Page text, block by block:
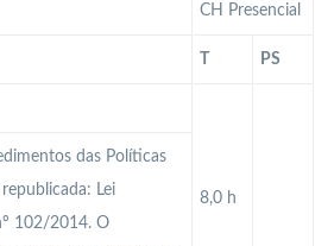
CH Presencial
PS
8,0 h
das Políticas
Lei
102/2014. O